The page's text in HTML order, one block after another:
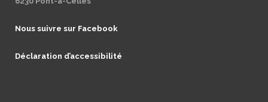
Nous suivre sur Facebook
Déclaration d’accessibilité